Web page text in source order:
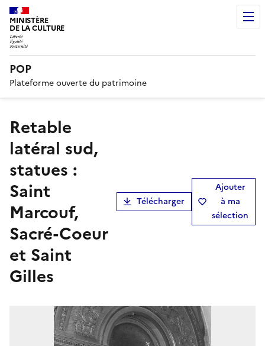
MINISTÈRE
DE LA CULTURE
POP
Plateforme ouverte du patrimoine
retable
latéral sud,
statues :
Saint
Marcouf,
Sacré-Coeur
et Saint
Gilles
Télécharger
Ajouter
à ma
sélection